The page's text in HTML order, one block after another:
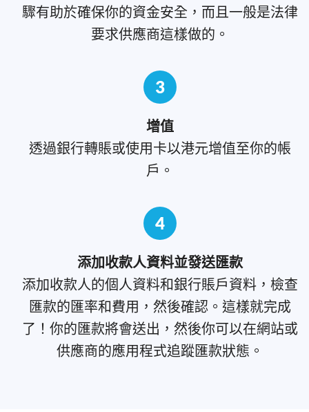
驟有助於確保你的資金安全，而且一般是法律
要求供應商這樣做的。
3
增值
透過銀行轉賬或使用卡以港元增值至你的帳
戶。
4
添加收款人資料並發送匯款
添加收款人的個人資料和銀行賬戶資料，檢查
匯款的匯率和費用，然後確認。這樣就完成
了！你的匯款將會送出，然後你可以在網站或
供應商的應用程式追蹤匯款狀態。